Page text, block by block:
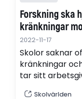
Forskning ska
kränkningar
2022-11-17
Skolor saknar
kränkningar
tar sitt
Skolvärlden